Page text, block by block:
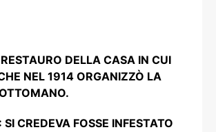
DELLA CASA IN CUI
NEL 1914 ORGANIZZÒ LA
CREDEVA FOSSE INFESTATO